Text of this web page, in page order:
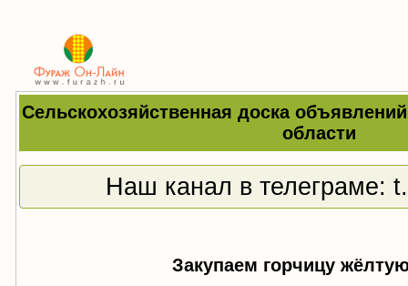
Сельскохозяйственная доска
области
Наш канал в телеграме:
Закупаем горчицу